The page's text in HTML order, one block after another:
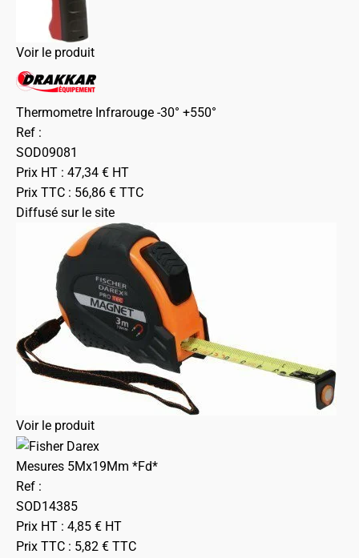
Voir le produit
Thermometre Infrarouge -30° +550°
Ref :
SOD09081
Prix HT : 47,34 € HT
Prix TTC : 56,86 € TTC
Diffusé sur le site
Voir le produit
Mesures 5Mx19Mm *Fd*
Ref :
SOD14385
Prix HT : 4,85 € HT
Prix TTC : 5,82 € TTC